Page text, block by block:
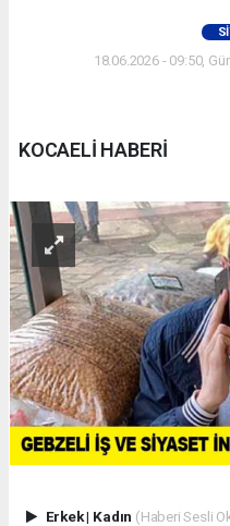
18.06.2026 - 09:50,
KOCAELİ HABERİ
Erkek| Kadın (Haberi Sesli